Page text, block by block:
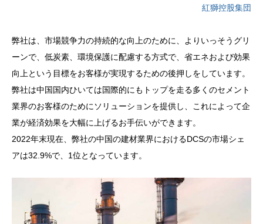
紅獅控股集団
弊社は、市場競争力の持続的な向上のために、よりいっそうグリ
ーンで、低炭素、環境保護に配慮する方式で、省エネおよび効果
向上という目標をお客様が実現するための後押しをしています。
弊社は中国国内ひいては国際的にもトップを走る多くのセメント
業界のお客様のためにソリューションを提供し、これによって企
業が経済効果を大幅に上げるお手伝いができます。
2022年末現在、弊社の中国の建材業界におけるDCSの市場シェ
アは32.9%で、1位となっています。